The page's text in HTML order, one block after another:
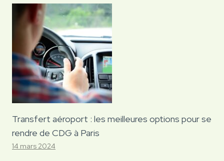
Transfert aéroport : les meilleures options pour se
rendre de CDG à Paris
14 mars 2024